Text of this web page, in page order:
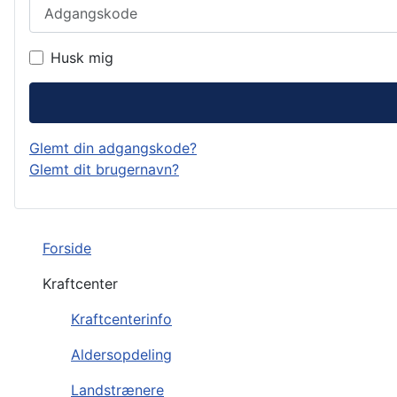
Forside
Kraftcenter
Kraftcenterinfo
Aldersopdeling
Landstrænere
Husk mig
Glemt din adgangskode?
Glemt dit brugernavn?